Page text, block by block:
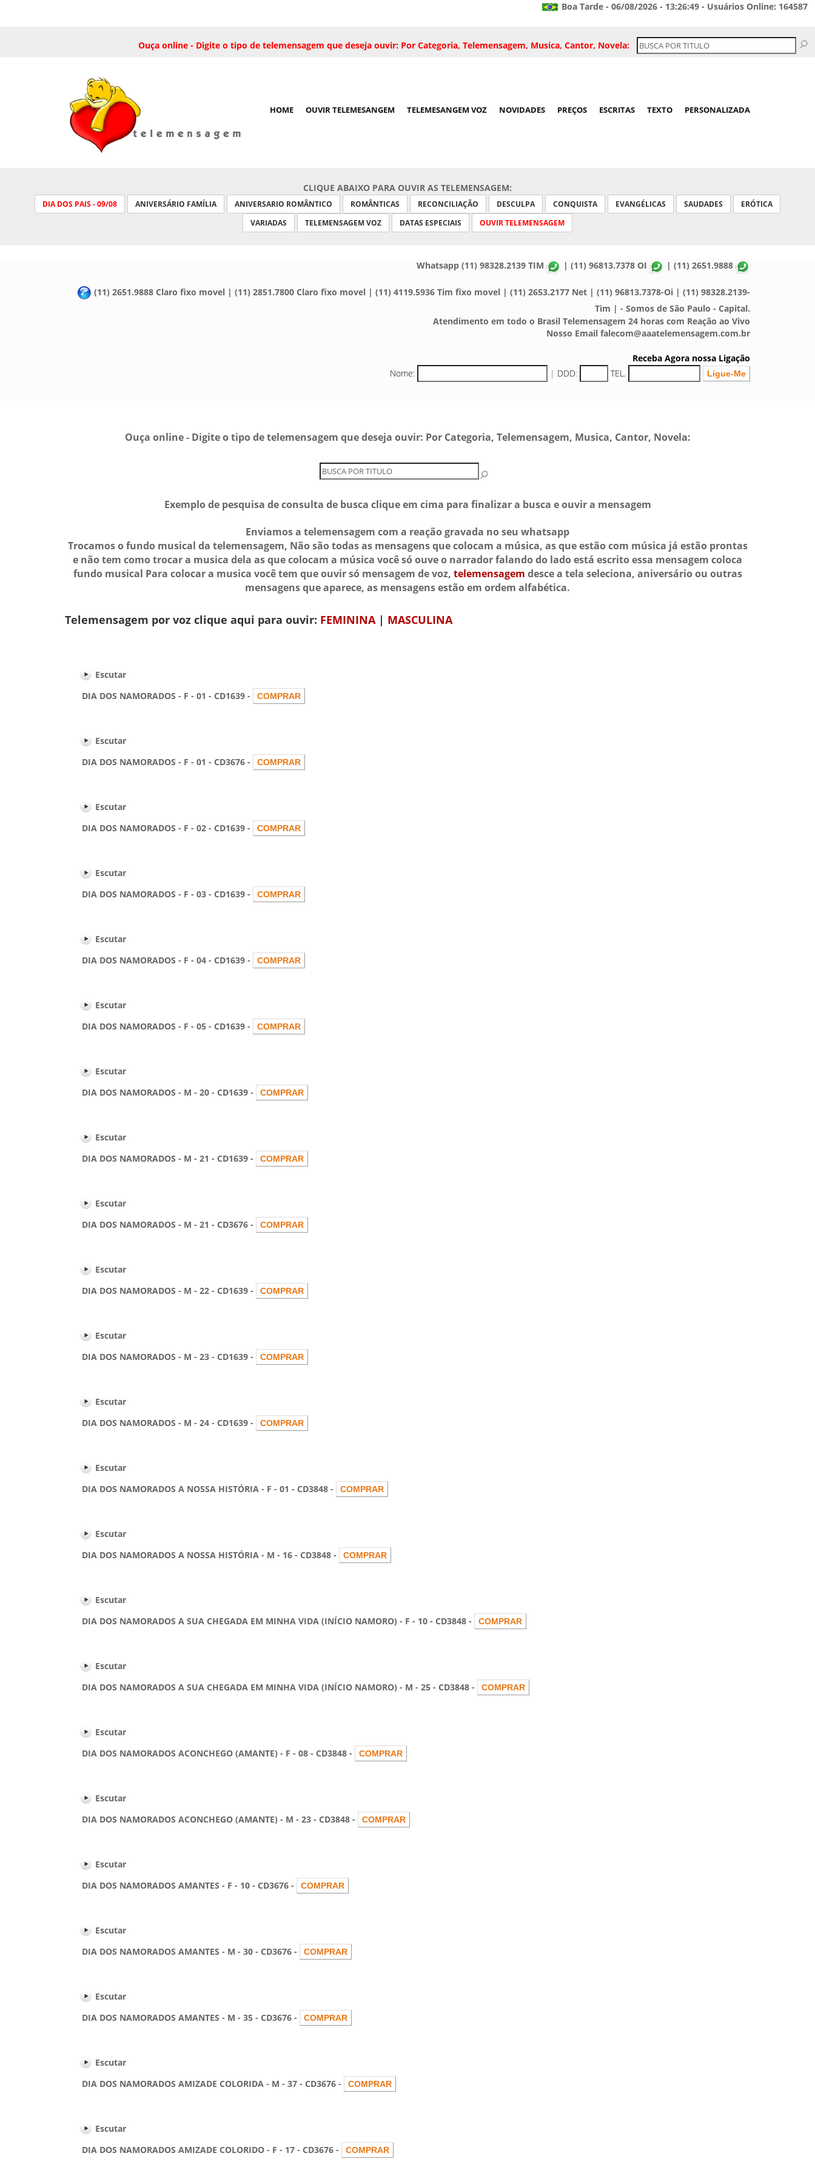
Boa Tarde - 06/08/2026 - 13:26:49 - Usuários Online: 164587
Ouça online - Digite o tipo de telemensagem que deseja ouvir: Por Categoria, Telemensagem, Musica, Cantor, Novela:
HOME OUVIR TELEMESANGEM TELEMESANGEM VOZ NOVIDADES PREÇOS ESCRITAS TEXTO PERSONALIZADA
CLIQUE ABAIXO PARA OUVIR AS TELEMENSAGEM:
DIA DOS PAIS - 09/08 ANIVERSÁRIO FAMÍLIA ANIVERSARIO ROMÂNTICO ROMÂNTICAS RECONCILIAÇÃO DESCULPA CONQUISTA EVANGÉLICAS SAUDADES
ERÓTICA
VARIADAS
TELEMENSAGEM VOZ DATAS ESPECIAIS OUVIR TELEMENSAGEM
Whatsapp (11) 98328.2139 TIM | (11) 96813.7378 OI | (11) 2651.9888
(11) 2651.9888 Claro fixo movel | (11) 2851.7800 Claro fixo movel | (11) 4119.5936 Tim fixo movel | (11) 2653.2177 Net | (11) 96813.7378-Oi | (11) 98328.2139-
Tim | - Somos de São Paulo - Capital.
Atendimento em todo o Brasil Telemensagem 24 horas com Reação ao Vivo
Nosso Email falecom@aaatelemensagem.com.br
Receba Agora nossa Ligação
Nome:
| DDD: TEL.
Ouça online - Digite o tipo de telemensagem que deseja ouvir: Por Categoria, Telemensagem, Musica, Cantor, Novela:
Exemplo de pesquisa de consulta de busca clique em cima para finalizar a busca e ouvir a mensagem
Enviamos a telemensagem com a reação gravada no seu whatsapp
Trocamos o fundo musical da telemensagem, Não são todas as mensagens que colocam a música, as que estão com música já estão prontas
e não tem como trocar a musica dela as que colocam a música você só ouve o narrador falando do lado está escrito essa mensagem coloca
fundo musical Para colocar a musica você tem que ouvir só mensagem de voz, telemensagem desce a tela seleciona, aniversário ou outras
mensagens que aparece, as mensagens estão em ordem alfabética.
Telemensagem por voz clique aqui para ouvir: FEMININA| MASCULINA
Escutar
DIA DOS NAMORADOS - F - 01 - CD1639 -
Escutar
DIA DOS NAMORADOS - F - 01 - CD3676 -
Escutar
DIA DOS NAMORADOS - F - 02 - CD1639 -
Escutar
DIA DOS NAMORADOS - F - 03 - CD1639 -
Escutar
DIA DOS NAMORADOS - F - 04 - CD1639 -
Escutar
DIA DOS NAMORADOS - F - 05 - CD1639 -
Escutar
DIA DOS NAMORADOS - M - 20 - CD1639 -
Escutar
DIA DOS NAMORADOS - M - 21 - CD1639 -
Escutar
DIA DOS NAMORADOS - M - 21 - CD3676 -
Escutar
DIA DOS NAMORADOS - M - 22 - CD1639 -
Escutar
DIA DOS NAMORADOS - M - 23 - CD1639 -
Escutar
DIA DOS NAMORADOS - M - 24 - CD1639 -
Escutar
DIA DOS NAMORADOS A NOSSA HISTÓRIA - F - 01 - CD3848 -
Escutar
DIA DOS NAMORADOS A NOSSA HISTÓRIA - M - 16 - CD3848 -
Escutar
DIA DOS NAMORADOS A SUA CHEGADA EM MINHA VIDA (INÍCIO NAMORO) - F - 10 - CD3848 -
Escutar
DIA DOS NAMORADOS A SUA CHEGADA EM MINHA VIDA (INÍCIO NAMORO) - M - 25 - CD3848 -
Escutar
DIA DOS NAMORADOS ACONCHEGO (AMANTE) - F - 08 - CD3848 -
Escutar
DIA DOS NAMORADOS ACONCHEGO (AMANTE) - M - 23 - CD3848 -
Escutar
DIA DOS NAMORADOS AMANTES - F - 10 - CD3676 -
Escutar
DIA DOS NAMORADOS AMANTES - M - 30 - CD3676 -
Escutar
DIA DOS NAMORADOS AMANTES - M - 35 - CD3676 -
Escutar
DIA DOS NAMORADOS AMIZADE COLORIDA - M - 37 - CD3676 -
Escutar
DIA DOS NAMORADOS AMIZADE COLORIDO - F - 17 - CD3676 -